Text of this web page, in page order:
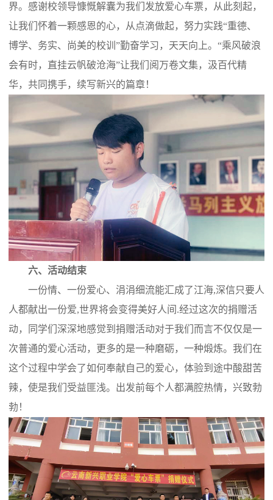
界。感谢校领导慷慨解囊为我们发放爱心车票，从此刻起，
让我们怀着一颗感恩的心，从点滴做起，努力实践“重德、
博学、务实、尚美的校训”勤奋学习，天天向上。“乘风破浪
会有时，直挂云帆破沧海”让我们阅万卷文集，汲百代精
华，共同携手，续写新兴的篇章！
六、活动结束
一份情、一份爱心、涓涓细流能汇成了江海,深信只要人
人都献出一份爱,世界将会变得美好人间.经过这次的捐赠活
动，同学们深深地感觉到捐赠活动对于我们而言不仅仅是一
次普通的爱心活动，更多的是一种磨砺，一种煅炼。我们在
这个过程中学会了如何奉献自己的爱心，体验到途中酸甜苦
辣，使是我们受益匪浅。出发前每个人都满腔热情，兴致勃
勃！